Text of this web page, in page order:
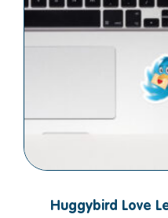
Huggybird Love